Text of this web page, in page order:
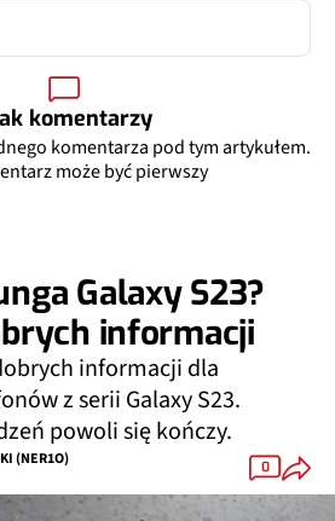
komentarzy
komentarza pod tym artykułem.
może być pierwszy
Galaxy S23?
informacji
informacji dla
z serii Galaxy S23.
powoli się kończy.
(NER1O)
0